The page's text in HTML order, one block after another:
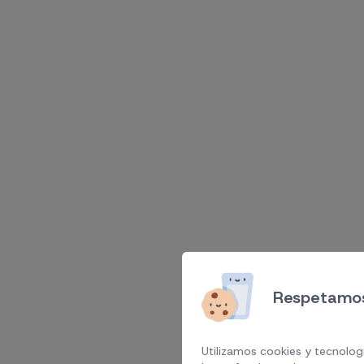
Utilizamos cookies y